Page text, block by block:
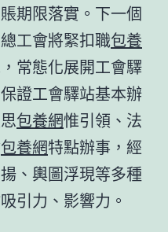
期限落實。下一個
工會將緊扣職包養
常態化展開工會驛
證工會驛站基本辦
包養網惟引領、法
包養網特點辦事，經
、輿圖浮現等多種
引力、影響力。